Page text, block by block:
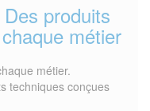
produits
métier
métier.
techniques conçues